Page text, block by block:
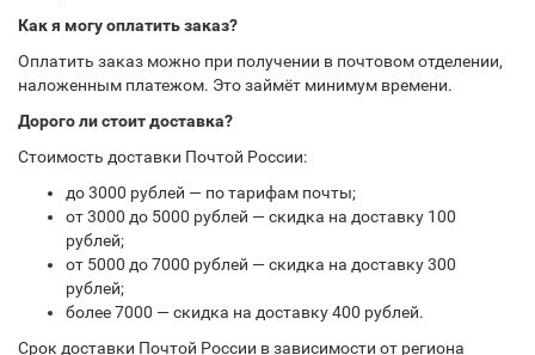
Как я могу оплатить заказ?
Оплатить заказ можно при получении в почтовом отделении,
наложенным платежом. Это займёт минимум времени.
Дорого ли стоит доставка?
Стоимость доставки Почтой России:
до 3000 рублей — по тарифам почты;
от 3000 до 5000 рублей — скидка на доставку 100
рублей;
от 5000 до 7000 рублей — скидка на доставку 300
рублей;
более 7000 — скидка на доставку 400 рублей.
Срок доставки Почтой России в зависимости от региона